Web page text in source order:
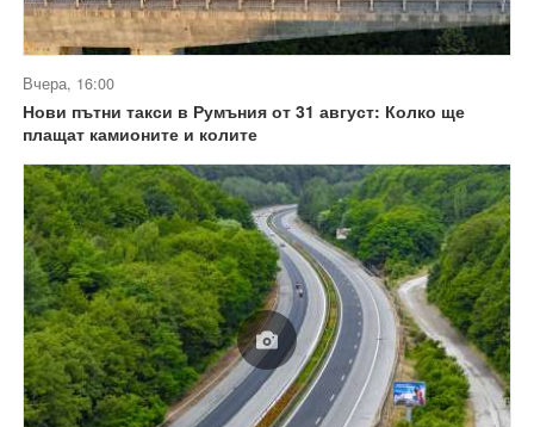
Вчера, 16:00
Нови пътни такси в Румъния от 31 август: Колко ще
плащат камионите и колите